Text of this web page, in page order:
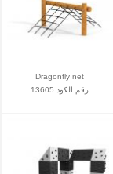
Dragonfly net
رقم الكود 13605